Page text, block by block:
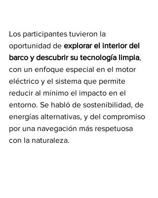
Los participantes tuvieron la
oportunidad de explorar el interior del
barco y descubrir su tecnología limpia,
con un enfoque especial en el motor
eléctrico y el sistema que permite
reducir al mínimo el impacto en el
entorno. Se habló de sostenibilidad, de
energías alternativas, y del compromiso
por una navegación más respetuosa
con la naturaleza.